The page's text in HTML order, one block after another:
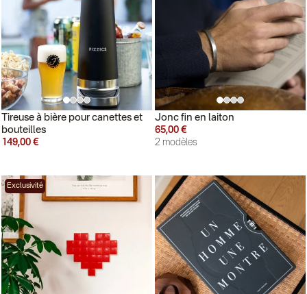
Tireuse à bière pour canettes et
bouteilles
149,00 €
Jonc fin en laiton
65,00 €
2 modèles
Exclusivité